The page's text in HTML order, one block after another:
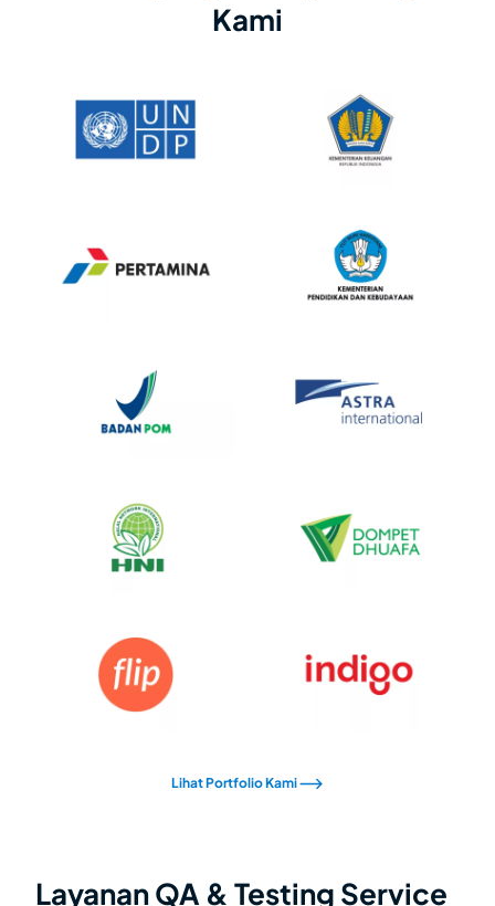
Kami
Lihat Portfolio Kami
Layanan QA & Testing Service